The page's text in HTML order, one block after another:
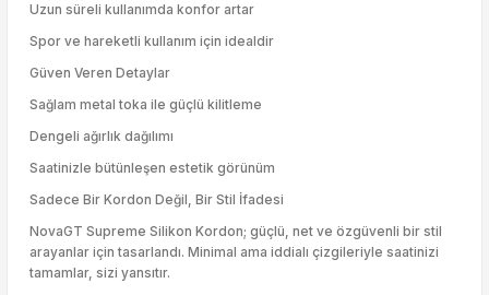
Uzun süreli kullanımda konfor artar
Spor ve hareketli kullanım için idealdir
Güven Veren Detaylar
Sağlam metal toka ile güçlü kilitleme
Dengeli ağırlık dağılımı
Saatinizle bütünleşen estetik görünüm
Sadece Bir Kordon Değil, Bir Stil İfadesi
NovaGT Supreme Silikon Kordon; güçlü, net ve özgüvenli bir stil
arayanlar için tasarlandı. Minimal ama iddialı çizgileriyle saatinizi
tamamlar, sizi yansıtır.